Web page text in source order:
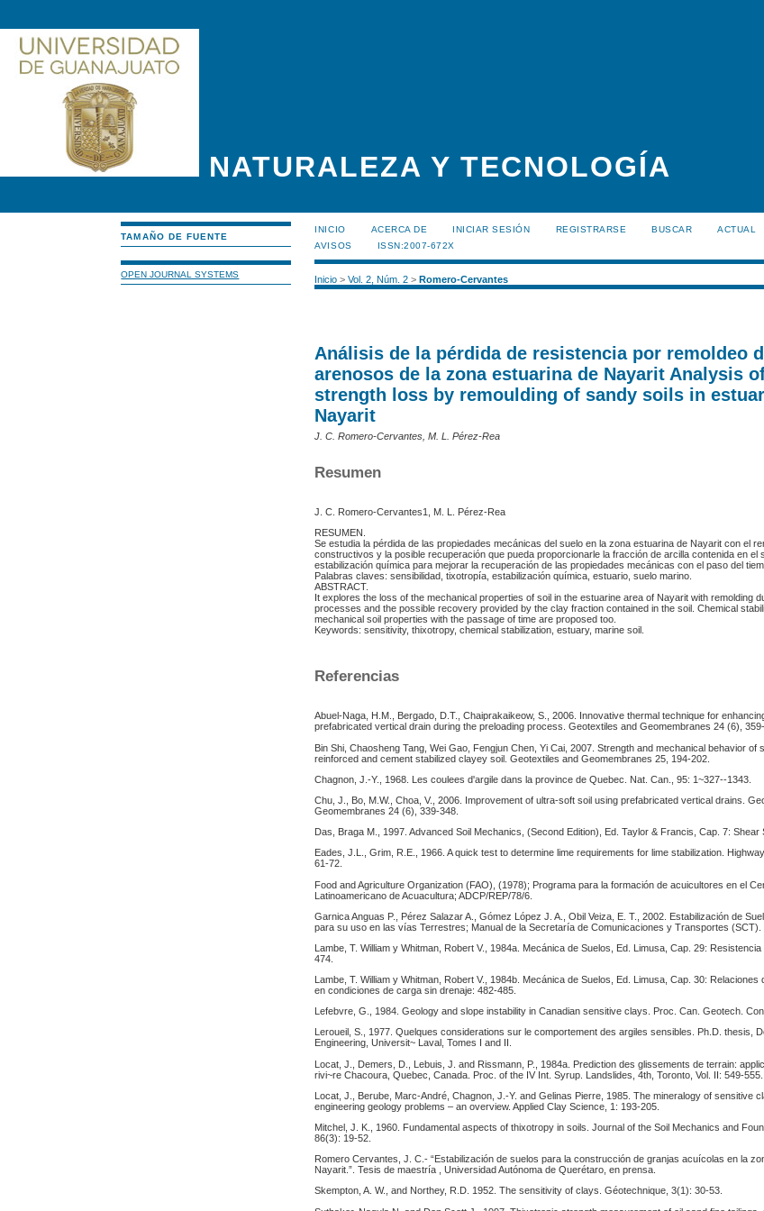
NATURALEZA Y TECNOLOGÍA
TAMAÑO DE FUENTE
OPEN JOURNAL SYSTEMS
INICIO ACERCA DE INICIAR SESIÓN REGISTRARSE BUSCAR ACTUAL
AVISOS
ISSN:2007-672X
Inicio >Vol. 2, Núm. 2 >Romero-Cervantes
Análisis de la pérdida de resistencia por remoldeo
arenosos de la zona estuarina de Nayarit Analysis
strength loss by remoulding of sandy soils in
Nayarit
J. C. Romero-Cervantes, M. L. Pérez-Rea
Resumen
J. C. Romero-Cervantes1, M. L. Pérez-Rea
RESUMEN.
Se estudia la pérdida de las propiedades mecánicas del suelo en la zona estuarina de Nayarit con el
constructivos y la posible recuperación que pueda proporcionarle la fracción de arcilla contenida en el
estabilización química para mejorar la recuperación de las propiedades mecánicas con el paso del
Palabras claves: sensibilidad, tixotropía, estabilización química, estuario, suelo marino.
ABSTRACT.
It explores the loss of the mechanical properties of soil in the estuarine area of Nayarit with remolding
processes and the possible recovery provided by the clay fraction contained in the soil. Chemical
mechanical soil properties with the passage of time are proposed too.
Keywords: sensitivity, thixotropy, chemical stabilization, estuary, marine soil.
Referencias
Abuel-Naga, H.M., Bergado, D.T., Chaiprakaikeow, S., 2006. Innovative thermal technique for
prefabricated vertical drain during the preloading process. Geotextiles and Geomembranes 24 (6),
Bin Shi, Chaosheng Tang, Wei Gao, Fengjun Chen, Yi Cai, 2007. Strength and mechanical behavior of
reinforced and cement stabilized clayey soil. Geotextiles and Geomembranes 25, 194-202.
Chagnon, J.-Y., 1968. Les coulees d'argile dans la province de Quebec. Nat. Can., 95: 1~327--1343.
Chu, J., Bo, M.W., Choa, V., 2006. Improvement of ultra-soft soil using prefabricated vertical drains.
Geomembranes 24 (6), 339-348.
Das, Braga M., 1997. Advanced Soil Mechanics, (Second Edition), Ed. Taylor & Francis, Cap. 7: Shear
Eades, J.L., Grim, R.E., 1966. A quick test to determine lime requirements for lime stabilization.
61-72.
Food and Agriculture Organization (FAO), (1978); Programa para la formación de acuicultores en el
Latinoamericano de Acuacultura; ADCP/REP/78/6.
Garnica Anguas P., Pérez Salazar A., Gómez López J. A., Obil Veiza, E. T., 2002. Estabilización de
para su uso en las vías Terrestres; Manual de la Secretaría de Comunicaciones y Transportes (SCT).
Lambe, T. William y Whitman, Robert V., 1984a. Mecánica de Suelos, Ed. Limusa, Cap. 29:
474.
Lambe, T. William y Whitman, Robert V., 1984b. Mecánica de Suelos, Ed. Limusa, Cap. 30:
en condiciones de carga sin drenaje: 482-485.
Lefebvre, G., 1984. Geology and slope instability in Canadian sensitive clays. Proc. Can. Geotech.
Leroueil, S., 1977. Quelques considerations sur le comportement des argiles sensibles. Ph.D. thesis,
Engineering, Universit~ Laval, Tomes I and II.
Locat, J., Demers, D., Lebuis, J. and Rissmann, P., 1984a. Prediction des glissements de terrain:
rivi~re Chacoura, Quebec, Canada. Proc. of the IV Int. Syrup. Landslides, 4th, Toronto, Vol. II: 549-555.
Locat, J., Berube, Marc-André, Chagnon, J.-Y. and Gelinas Pierre, 1985. The mineralogy of sensitive
engineering geology problems – an overview. Applied Clay Science, 1: 193-205.
Mitchel, J. K., 1960. Fundamental aspects of thixotropy in soils. Journal of the Soil Mechanics and
86(3): 19-52.
Romero Cervantes, J. C.- “Estabilización de suelos para la construcción de granjas acuícolas en la
Nayarit.”. Tesis de maestría , Universidad Autónoma de Querétaro, en prensa.
Skempton, A. W., and Northey, R.D. 1952. The sensitivity of clays. Géotechnique, 3(1): 30-53.